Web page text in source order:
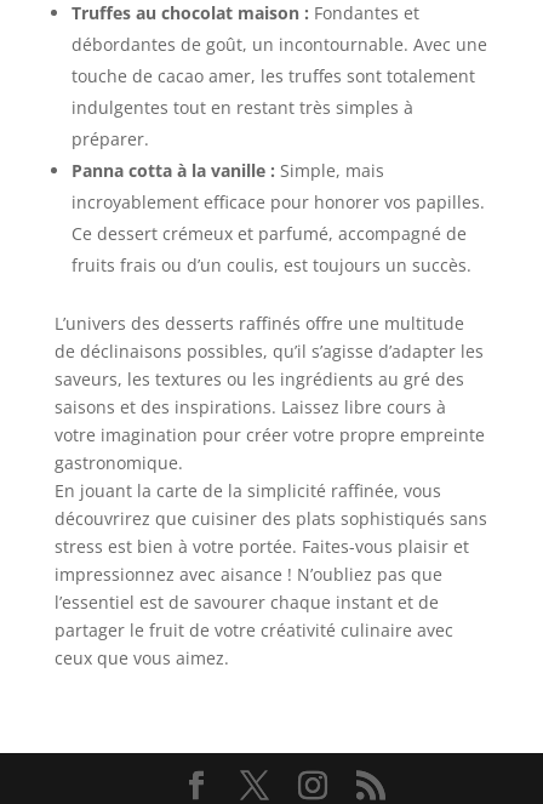
Truffes au chocolat maison : Fondantes et
débordantes de goût, un incontournable. Avec une
touche de cacao amer, les truffes sont totalement
indulgentes tout en restant très simples à
préparer.
Panna cotta à la vanille : Simple, mais
incroyablement efficace pour honorer vos papilles.
Ce dessert crémeux et parfumé, accompagné de
fruits frais ou d’un coulis, est toujours un succès.
L’univers des desserts raffinés offre une multitude
de déclinaisons possibles, qu’il s’agisse d’adapter les
saveurs, les textures ou les ingrédients au gré des
saisons et des inspirations. Laissez libre cours à
votre imagination pour créer votre propre empreinte
gastronomique.
En jouant la carte de la simplicité raffinée, vous
découvrirez que cuisiner des plats sophistiqués sans
stress est bien à votre portée. Faites-vous plaisir et
impressionnez avec aisance ! N’oubliez pas que
l’essentiel est de savourer chaque instant et de
partager le fruit de votre créativité culinaire avec
ceux que vous aimez.